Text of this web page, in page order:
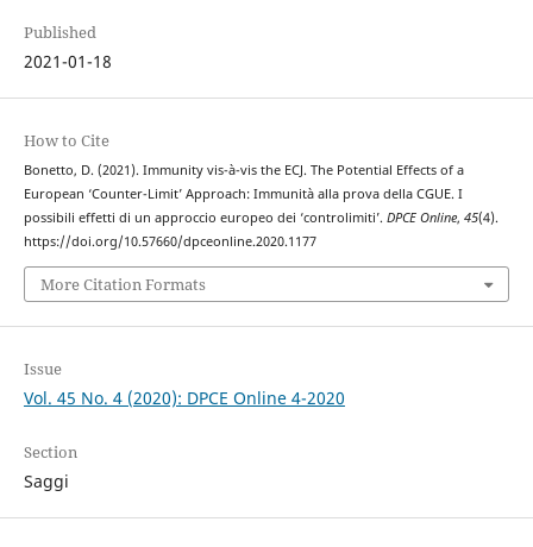
Published
2021-01-18
How to Cite
Bonetto, D. (2021). Immunity vis-à-vis the ECJ. The Potential Effects of a
European ‘Counter-Limit’ Approach: Immunità alla prova della CGUE. I
possibili effetti di un approccio europeo dei ‘controlimiti’. DPCE Online, 45(4).
https://doi.org/10.57660/dpceonline.2020.1177
More Citation Formats
Issue
Vol. 45 No. 4 (2020): DPCE Online 4-2020
Section
Saggi